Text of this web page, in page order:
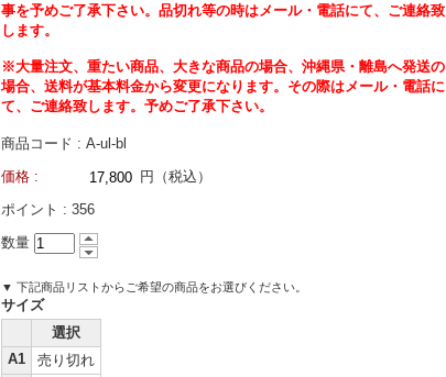
事を予めご了承下さい。品切れ等の時はメール・電話にて、ご連絡致
します。
※大量注文、重たい商品、大きな商品の場合、沖縄県・離島へ発送の
場合、送料が基本料金から変更になります。その際はメール・電話に
て、ご連絡致します。予めご了承下さい。
商品コード : A-ul-bl
価格 :
円（税込）
ポイント : 356
数量
▼ 下記商品リストからご希望の商品をお選びください。
サイズ
選択
A1
売り切れ